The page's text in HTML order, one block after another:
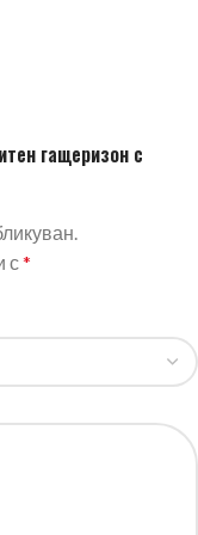
гащеризон с
с*